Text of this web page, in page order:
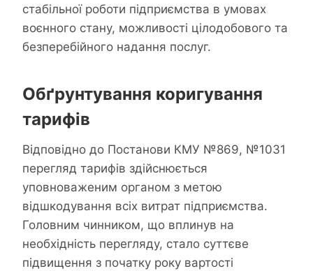
стабільної роботи підприємства в умовах
воєнного стану, можливості цілодобового та
безперебійного надання послуг.
Обґрунтування коригування
тарифів
Відповідно до Постанови КМУ №869, №1031
перегляд тарифів здійснюється
уповноваженим органом з метою
відшкодування всіх витрат підприємства.
Головним чинником, що вплинув на
необхідність перегляду, стало суттєве
підвищення з початку року вартості